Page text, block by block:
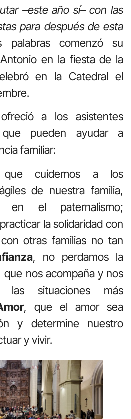
–este año sí– con las
para después de esta
comenzó su
en la fiesta de la
en la Catedral el
a los asistentes
pueden ayudar a
familiar:
cuidemos a los
de nuestra familia,
el paternalismo;
la solidaridad con
otras familias no tan
, no perdamos la
nos acompaña y nos
situaciones más
, que el amor sea
y determine nuestro
y vivir.